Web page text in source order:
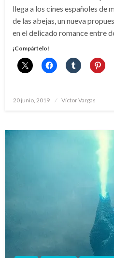
llega a los cines españoles de
de las abejas, un nueva
en el delicado romance entre
¡Compártelo!
Publicado
20 junio, 2019 Víctor Vargas